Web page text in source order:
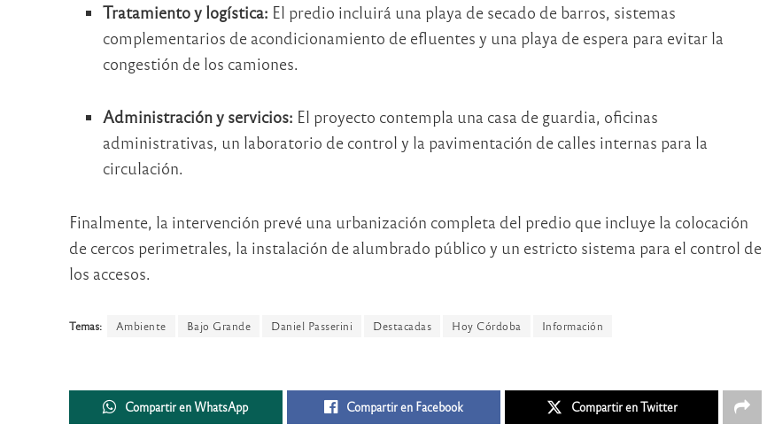
Tratamiento y logística: El predio incluirá una playa de secado de barros, sistemas
complementarios de acondicionamiento de efluentes y una playa de espera para evitar la
congestión de los camiones.
Administración y servicios: El proyecto contempla una casa de guardia, oficinas
administrativas, un laboratorio de control y la pavimentación de calles internas para la
circulación.
Finalmente, la intervención prevé una urbanización completa del predio que incluye la colocación
de cercos perimetrales, la instalación de alumbrado público y un estricto sistema para el control de
los accesos.
Temas: Ambiente Bajo Grande Daniel Passerini Destacadas Hoy Córdoba Información
Compartir en WhatsApp Compartir en Facebook Compartir en Twitter